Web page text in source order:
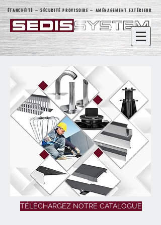
ÉTANCHÉITÉ – SÉCURITÉ PROVISOIRE – AMÉNAGEMENT EXTÉRIEUR
TÉLÉCHARGEZ NOTRE CATALOGUE